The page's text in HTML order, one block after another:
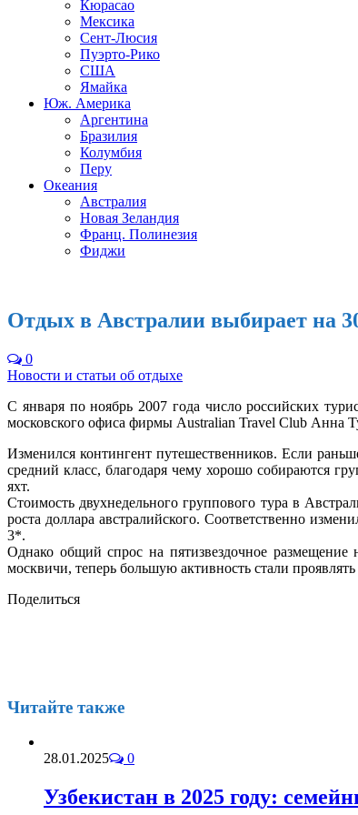
Кюрасао
Мексика
Сент-Люсия
Пуэрто-Рико
США
Ямайка
Юж. Америка
Аргентина
Бразилия
Колумбия
Перу
Океания
Австралия
Новая Зеландия
Франц. Полинезия
Фиджи
Отдых в Австралии выбирает на
0
Новости и статьи об отдыхе
С января по ноябрь 2007 года число российских
московского офиса фирмы Australian Travel Club Анна
Изменился контингент путешественников. Если
средний класс, благодаря чему хорошо собираются
яхт.
Стоимость двухнедельного группового тура в
роста доллара австралийского. Соответственно
3*.
Однако общий спрос на пятизвездочное
москвичи, теперь большую активность стали
Поделиться
Читайте также
28.01.2025 0
Узбекистан в 2025 году: